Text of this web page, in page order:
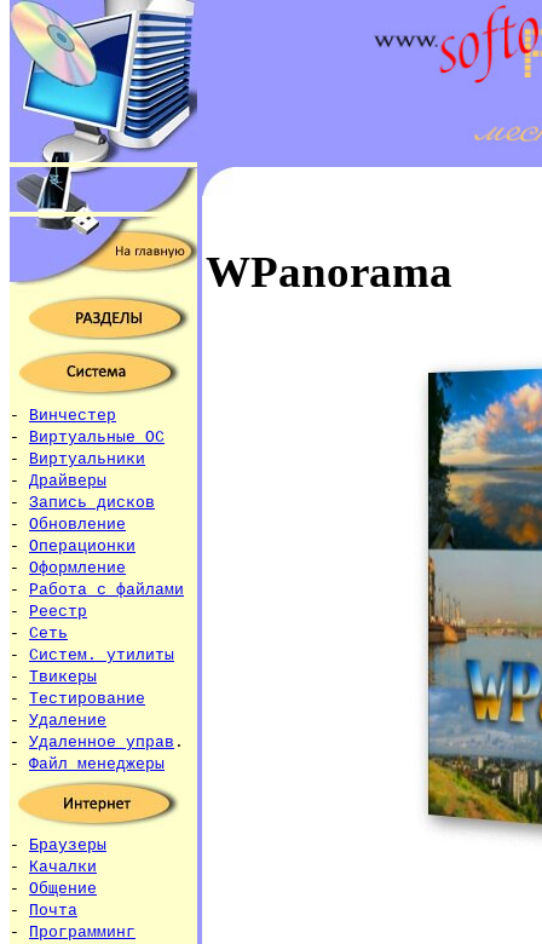
- Винчестер
- Виртуальные ОС
- Виртуальники
- Драйверы
- Запись дисков
- Обновление
- Операционки
- Оформление
- Работа с файлами
- Реестр
- Сеть
- Систем. утилиты
- Твикеры
- Тестирование
- Удаление
- Удаленное управ .
- Файл менеджеры
- Браузеры
- Качалки
- Общение
- Почта
- Программинг
WPanorama